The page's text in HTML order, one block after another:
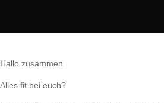
Hallo zusammen
Alles fit bei euch?